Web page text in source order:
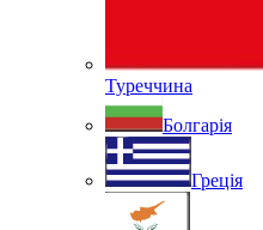
Туреччина
Болгарія
Греція